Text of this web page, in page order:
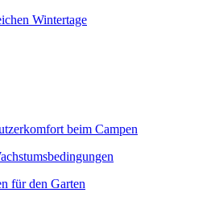
Wintertage
beim Campen
für den Garten